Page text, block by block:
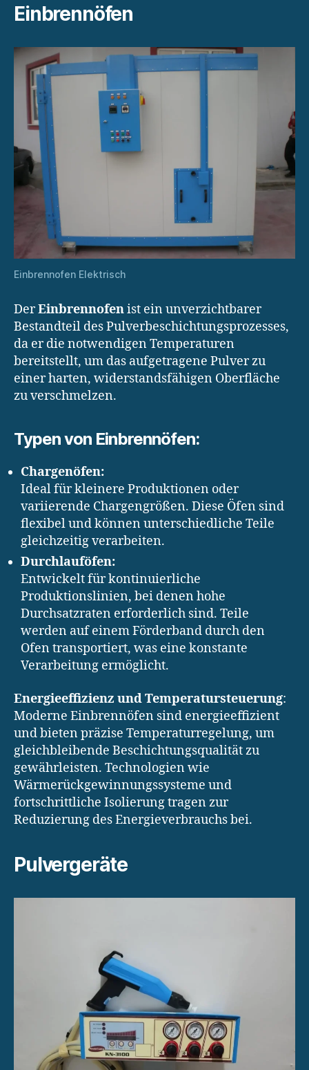
Einbrennöfen
Einbrennofen Elektrisch
DerEinbrennofenist ein unverzichtbarer
Bestandteil des Pulverbeschichtungsprozesses,
da er die notwendigen Temperaturen
bereitstellt, um das aufgetragene Pulver zu
einer harten, widerstandsfähigen Oberfläche
zu verschmelzen.
Typen von Einbrennöfen:
Chargenöfen:
Ideal für kleinere Produktionen oder
variierende Chargengrößen. Diese Öfen sind
flexibel und können unterschiedliche Teile
gleichzeitig verarbeiten.
Durchlauföfen:
Entwickelt für kontinuierliche
Produktionslinien, bei denen hohe
Durchsatzraten erforderlich sind. Teile
werden auf einem Förderband durch den
Ofen transportiert, was eine konstante
Verarbeitung ermöglicht.
Energieeffizienz und Temperatursteuerung:
Moderne Einbrennöfen sind energieeffizient
und bieten präzise Temperaturregelung, um
gleichbleibende Beschichtungsqualität zu
gewährleisten. Technologien wie
Wärmerückgewinnungssysteme und
fortschrittliche Isolierung tragen zur
Reduzierung des Energieverbrauchs bei.
Pulvergeräte